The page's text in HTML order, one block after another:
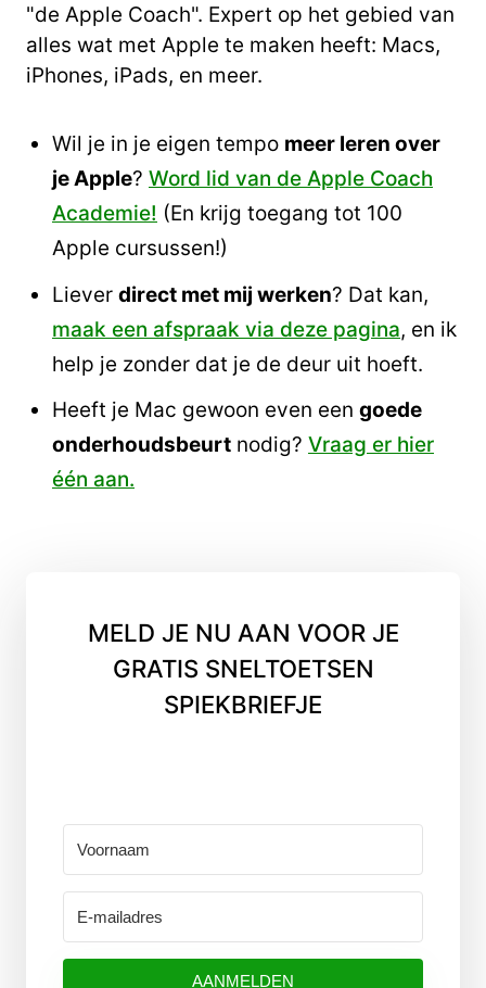
"de Apple Coach". Expert op het gebied van
alles wat met Apple te maken heeft: Macs,
iPhones, iPads, en meer.
Wil je in je eigen tempo meer leren over
je Apple? Word lid van de Apple Coach
Academie! (En krijg toegang tot 100
Apple cursussen!)
Liever direct met mij werken? Dat kan,
maak een afspraak via deze pagina, en ik
help je zonder dat je de deur uit hoeft.
Heeft je Mac gewoon even een goede
onderhoudsbeurt nodig? Vraag er hier
één aan.
MELD JE NU AAN VOOR JE
GRATIS SNELTOETSEN
SPIEKBRIEFJE
AANMELDEN